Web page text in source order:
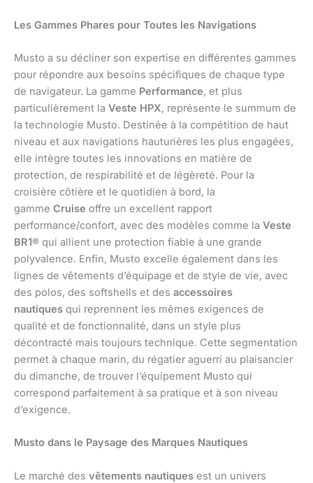
Les Gammes Phares pour Toutes les Navigations
Musto a su décliner son expertise en différentes gammes
pour répondre aux besoins spécifiques de chaque type
de navigateur. La gamme Performance, et plus
particulièrement la Veste HPX, représente le summum de
la technologie Musto. Destinée à la compétition de haut
niveau et aux navigations hauturières les plus engagées,
elle intègre toutes les innovations en matière de
protection, de respirabilité et de légèreté. Pour la
croisière côtière et le quotidien à bord, la
gamme Cruise offre un excellent rapport
performance/confort, avec des modèles comme la Veste
BR1® qui allient une protection fiable à une grande
polyvalence. Enfin, Musto excelle également dans les
lignes de vêtements d’équipage et de style de vie, avec
des polos, des softshells et des accessoires
nautiques qui reprennent les mêmes exigences de
qualité et de fonctionnalité, dans un style plus
décontracté mais toujours technique. Cette segmentation
permet à chaque marin, du régatier aguerri au plaisancier
du dimanche, de trouver l’équipement Musto qui
correspond parfaitement à sa pratique et à son niveau
d’exigence.
Musto dans le Paysage des Marques Nautiques
Le marché des vêtements nautiques est un univers